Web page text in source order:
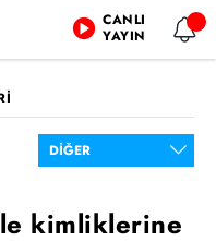
CANLI
YAYIN
kimliklerine